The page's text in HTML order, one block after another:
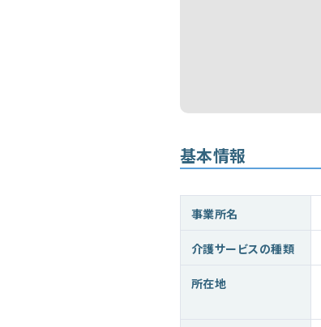
基本情報
事業所名
介護サービスの種類
所在地